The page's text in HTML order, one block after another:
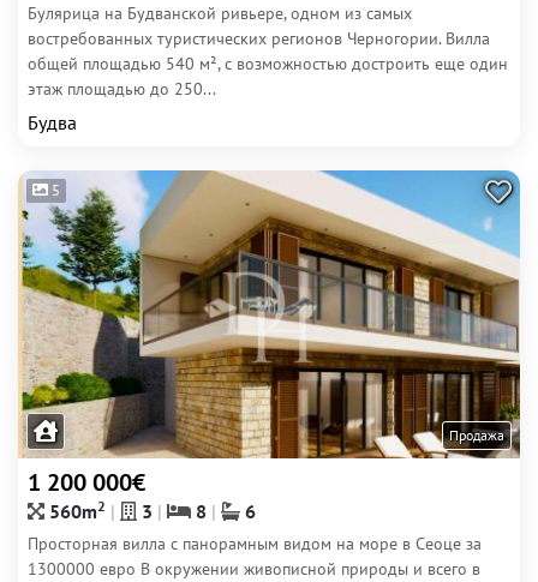
Булярица на Будванской ривьере, одном из самых
востребованных туристических регионов Черногории. Вилла
общей площадью 540 м², с возможностью достроить еще один
этаж площадью до 250...
Будва
5
Продажа
1 200 000€
560m2 3 8 6
Просторная вилла с панорамным видом на море в Сеоце за
1300000 евро В окружении живописной природы и всего в